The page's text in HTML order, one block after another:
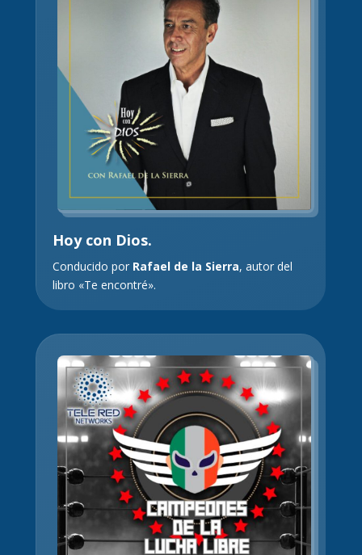
Hoy con Dios.
Conducido por Rafael de la Sierra, autor del
libro «Te encontré».